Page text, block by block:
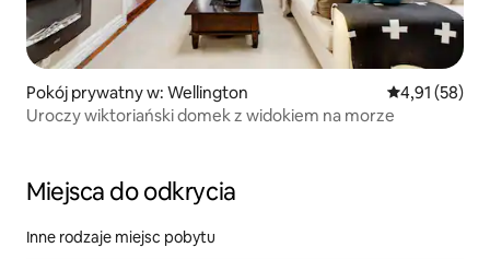
Pokój prywatny w: Wellington Średnia
4,91 (58)
Uroczy wiktoriański domek z widokiem na morze
Miejsca do odkrycia
Inne rodzaje miejsc pobytu